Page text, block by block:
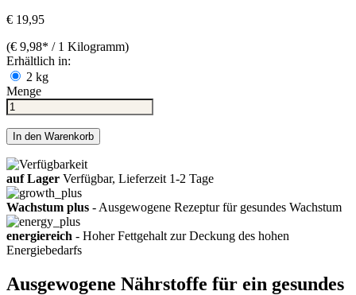
€ 19,95
(€ 9,98* / 1 Kilogramm)
Erhältlich in:
2 kg
Menge
In den Warenkorb
auf Lager Verfügbar, Lieferzeit 1-2 Tage
Wachstum plus - Ausgewogene Rezeptur für gesundes Wachstum
energiereich - Hoher Fettgehalt zur Deckung des hohen
Energiebedarfs
Ausgewogene Nährstoffe für ein gesundes